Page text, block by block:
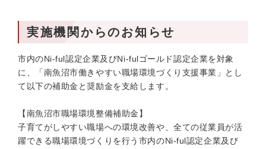
実施機関からのお知らせ
市内のNi-ful認定企業及びNi-fulゴールド認定企業を対象
に、「南魚沼市働きやすい職場環境づくり支援事業」とし
て以下の補助金と奨励金を支給します。
【南魚沼市職場環境整備補助金】
子育てがしやすい職場への環境改善や、全ての従業員が活
躍できる職場環境づくりを行う市内のNi-ful認定企業及び